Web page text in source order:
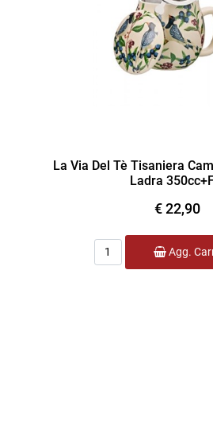
La Via Del Tè Tisaniera
Ladra
€ 22,90
Quantità
Agg.